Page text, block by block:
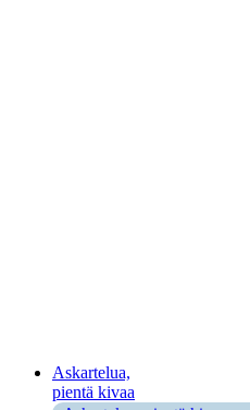
Askartelua,
pientä kivaa